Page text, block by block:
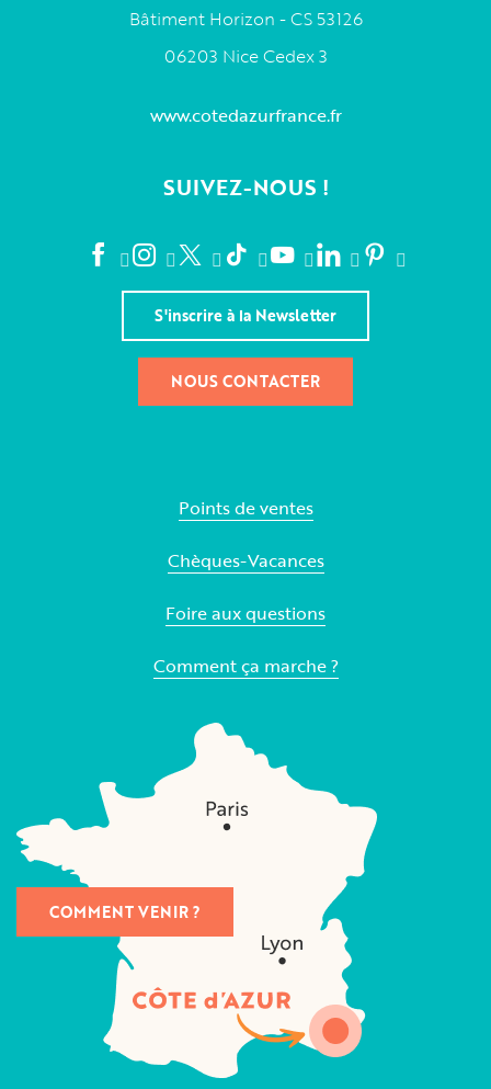
Bâtiment Horizon - CS 53126
06203 Nice Cedex 3
www.cotedazurfrance.fr
SUIVEZ-NOUS !
S'inscrire à la Newsletter
NOUS CONTACTER
Points de ventes
Chèques-Vacances
Foire aux questions
Comment ça marche ?
COMMENT VENIR ?